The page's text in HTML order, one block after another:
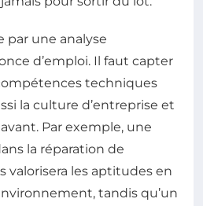
par une analyse
d’emploi. Il faut capter
techniques
la culture d’entreprise et
Par exemple, une
la réparation de
valorisera les aptitudes en
tandis qu’un